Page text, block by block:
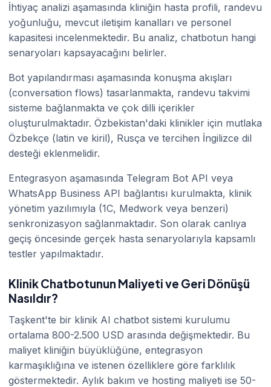
İhtiyaç analizi aşamasında kliniğin hasta profili, randevu
yoğunluğu, mevcut iletişim kanalları ve personel
kapasitesi incelenmektedir. Bu analiz, chatbotun hangi
senaryoları kapsayacağını belirler.
Bot yapılandırması aşamasında konuşma akışları
(conversation flows) tasarlanmakta, randevu takvimi
sisteme bağlanmakta ve çok dilli içerikler
oluşturulmaktadır. Özbekistan'daki klinikler için mutlaka
Özbekçe (latin ve kiril), Rusça ve tercihen İngilizce dil
desteği eklenmelidir.
Entegrasyon aşamasında Telegram Bot API veya
WhatsApp Business API bağlantısı kurulmakta, klinik
yönetim yazılımıyla (1C, Medwork veya benzeri)
senkronizasyon sağlanmaktadır. Son olarak canlıya
geçiş öncesinde gerçek hasta senaryolarıyla kapsamlı
testler yapılmaktadır.
Klinik Chatbotunun Maliyeti ve Geri Dönüşü
Nasıldır?
Taşkent'te bir klinik AI chatbot sistemi kurulumu
ortalama 800-2.500 USD arasında değişmektedir. Bu
maliyet kliniğin büyüklüğüne, entegrasyon
karmaşıklığına ve istenen özelliklere göre farklılık
göstermektedir. Aylık bakım ve hosting maliyeti ise 50-